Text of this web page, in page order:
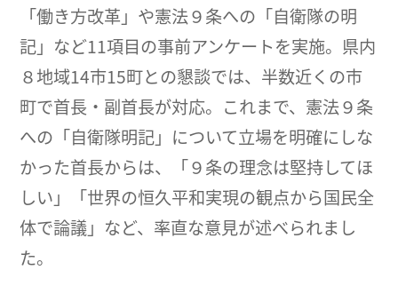
「働き方改革」や憲法９条への「自衛隊の明
記」など11項目の事前アンケートを実施。県内
８地域14市15町との懇談では、半数近くの市
町で首長・副首長が対応。これまで、憲法９条
への「自衛隊明記」について立場を明確にしな
かった首長からは、「９条の理念は堅持してほ
しい」「世界の恒久平和実現の観点から国民全
体で論議」など、率直な意見が述べられまし
た。